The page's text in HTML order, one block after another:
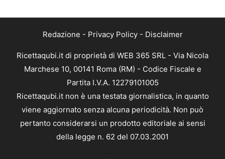
Redazione - Privacy Policy- Disclaimer
Ricettaqubi.it di proprietà di WEB 365 SRL - Via Nicola
Marchese 10, 00141 Roma (RM) - Codice Fiscale e
Partita I.V.A. 12279101005
Ricettaqubi.it non è una testata giornalistica, in quanto
viene aggiornato senza alcuna periodicità. Non può
pertanto considerarsi un prodotto editoriale ai sensi
della legge n. 62 del 07.03.2001